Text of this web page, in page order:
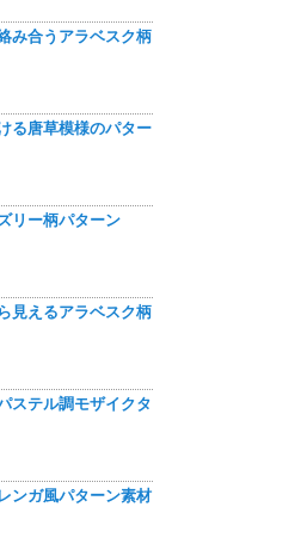
み合うアラベスク柄
る唐草模様のパター
リー柄パターン
見えるアラベスク柄
ステル調モザイクタ
ンガ風パターン素材